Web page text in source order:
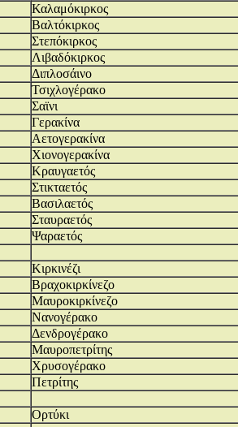
Καλαμόκιρκος
Βαλτόκιρκος
Στεπόκιρκος
Λιβαδόκιρκος
Διπλοσάινο
Τσιχλογέρακο
Σαϊνι
Γερακίνα
Αετογερακίνα
Χιονογερακίνα
Κραυγαετός
Στικταετός
Βασιλαετός
Σταυραετός
Ψαραετός
Κιρκινέζι
Βραχοκιρκίνεζο
Μαυροκιρκίνεζο
Νανογέρακο
Δενδρογέρακο
Μαυροπετρίτης
Χρυσογέρακο
Πετρίτης
Ορτύκι